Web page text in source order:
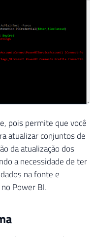
pois permite que você
atualizar conjuntos de
da atualização dos
a necessidade de ter
na fonte e
Power BI.